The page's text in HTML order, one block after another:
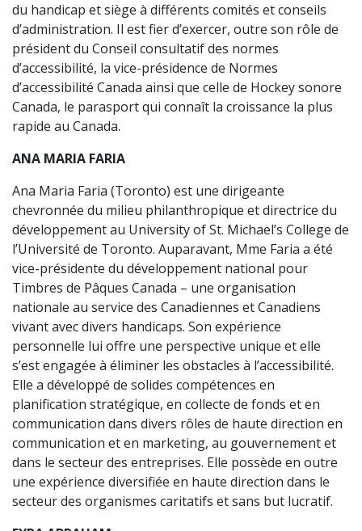
du handicap et siège à différents comités et conseils
d’administration. Il est fier d’exercer, outre son rôle de
président du Conseil consultatif des normes
d’accessibilité, la vice-présidence de Normes
d’accessibilité Canada ainsi que celle de Hockey sonore
Canada, le parasport qui connaît la croissance la plus
rapide au Canada.
ANA MARIA FARIA
Ana Maria Faria (Toronto) est une dirigeante
chevronnée du milieu philanthropique et directrice du
développement au University of St. Michael’s College de
l’Université de Toronto. Auparavant, Mme Faria a été
vice-présidente du développement national pour
Timbres de Pâques Canada – une organisation
nationale au service des Canadiennes et Canadiens
vivant avec divers handicaps. Son expérience
personnelle lui offre une perspective unique et elle
s’est engagée à éliminer les obstacles à l’accessibilité.
Elle a développé de solides compétences en
planification stratégique, en collecte de fonds et en
communication dans divers rôles de haute direction en
communication et en marketing, au gouvernement et
dans le secteur des entreprises. Elle possède en outre
une expérience diversifiée en haute direction dans le
secteur des organismes caritatifs et sans but lucratif.